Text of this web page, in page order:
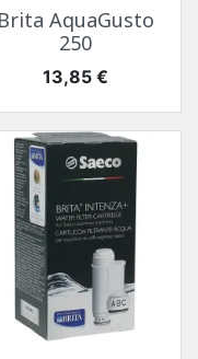
Brita AquaGusto
250
Prix
13,85 €